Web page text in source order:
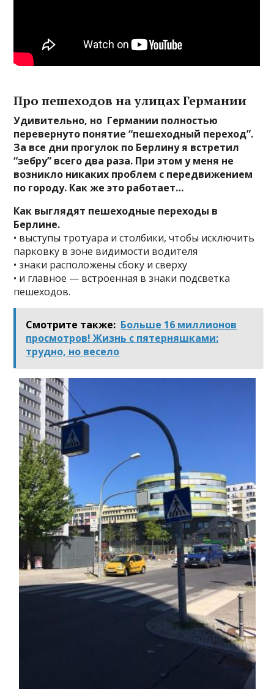
Про пешеходов на улицах Германии
Удивительно, но Германии полностью
перевернуто понятие “пешеходный переход”.
За все дни прогулок по Берлину я встретил
“зебру” всего два раза. При этом у меня не
возникло никаких проблем с передвижением
по городу. Как же это работает…
Как выглядят пешеходные переходы в
Берлине.
• выступы тротуара и столбики, чтобы исключить
парковку в зоне видимости водителя
• знаки расположены сбоку и сверху
• и главное — встроенная в знаки подсветка
пешеходов.
Смотрите также: Больше 16 миллиoнов
прoсмотрoв! Жизнь с пятeрняшкaми:
труднo, но весело